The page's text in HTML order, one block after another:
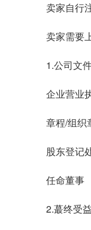
卖家自行
卖家需要
1.公司文
企业营业
章程/组织
股东登记
任命董事
2.蕞终受